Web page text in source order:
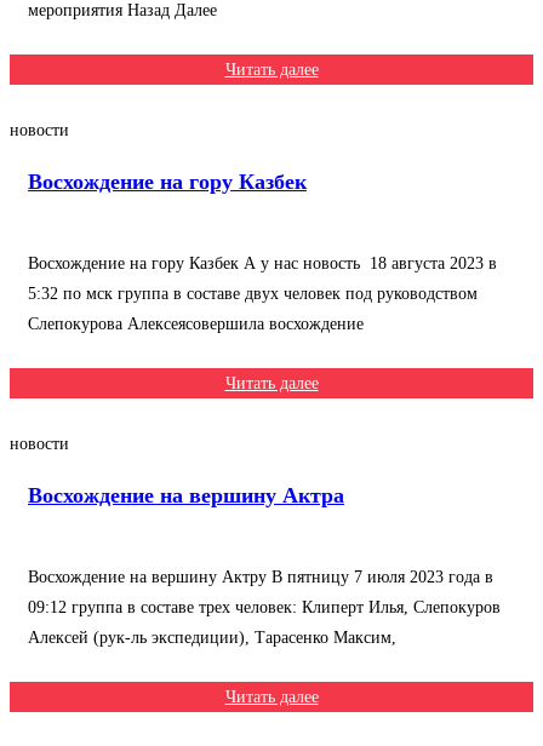
мероприятия Назад Далее
Читать далее
новости
Восхождение на гору Казбек
Восхождение на гору Казбек А у нас новость 18 августа 2023 в
5:32 по мск группа в составе двух человек под руководством
Слепокурова Алексеясовершила восхождение
Читать далее
новости
Восхождение на вершину Актра
Восхождение на вершину Актру В пятницу 7 июля 2023 года в
09:12 группа в составе трех человек: Клиперт Илья, Слепокуров
Алексей (рук-ль экспедиции), Тарасенко Максим,
Читать далее